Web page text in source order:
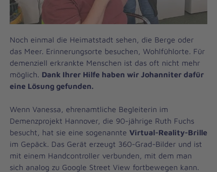
Noch einmal die Heimatstadt sehen, die Berge oder
das Meer. Erinnerungsorte besuchen, Wohlfühlorte. Für
demenziell erkrankte Menschen ist das oft nicht mehr
möglich. Dank Ihrer Hilfe haben wir Johanniter dafür
eine Lösung gefunden.
Wenn Vanessa, ehrenamtliche Begleiterin im
Demenzprojekt Hannover, die 90-jährige Ruth Fuchs
besucht, hat sie eine sogenannte Virtual-Reality-Brille
im Gepäck. Das Gerät erzeugt 360-Grad-Bilder und ist
mit einem Handcontroller verbunden, mit dem man
sich analog zu Google Street View fortbewegen kann.